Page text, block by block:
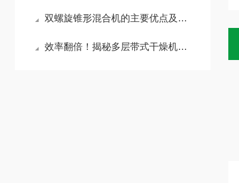
双螺旋锥形混合机的主要优点及应用解析
效率翻倍！揭秘多层带式干燥机的主要特点